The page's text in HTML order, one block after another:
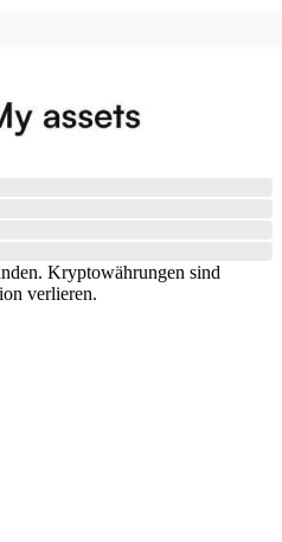
Kryptowährungen sind
verlieren.